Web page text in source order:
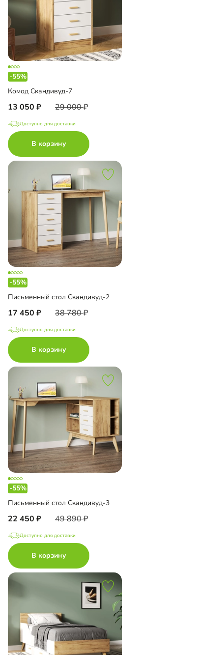
-55%
Комод Скандивуд-7
13 050 29 000
Доступно для доставки
В корзину
-55%
Письменный стол Скандивуд-2
17 450 38 780
Доступно для доставки
В корзину
-55%
Письменный стол Скандивуд-3
22 450 49 890
Доступно для доставки
В корзину